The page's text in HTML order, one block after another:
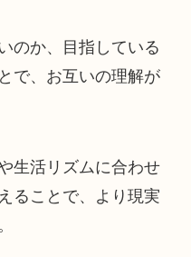
のか、目指している
で、お互いの理解が
生活リズムに合わせ
ることで、より現実